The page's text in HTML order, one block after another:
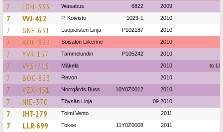
7 LOH-333 Wasabus 6822 2009
7 VVJ-412 P. Koivisto 1023-1 2010
7 GNF-631 Luopioisten Linja P102187 2010
7 BOC-823 Soisalon Liikenne 2010
7 YVR-157 Tammelundin P105242 2010
7 VYS-715 Mäkela 2010 to
7 BOC-823 Revon 2010
7 VZX-451 Norrgårds Buss 10Y0Z0012 2010
7 NIE-370 Töysän Linja 09.2010
7 JHT-279 Toimi Vento 2011
7 LLR-699 Tokee 11Y0Z0008 2011